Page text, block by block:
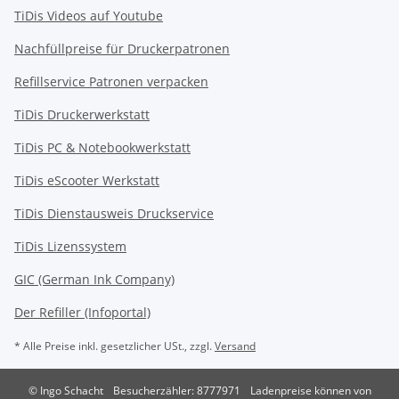
TiDis Videos auf Youtube
Nachfüllpreise für Druckerpatronen
Refillservice Patronen verpacken
TiDis Druckerwerkstatt
TiDis PC & Notebookwerkstatt
TiDis eScooter Werkstatt
TiDis Dienstausweis Druckservice
TiDis Lizenssystem
GIC (German Ink Company)
Der Refiller (Infoportal)
* Alle Preise inkl. gesetzlicher USt., zzgl.Versand
© Ingo Schacht Besucherzähler: 8777971
Ladenpreise können von